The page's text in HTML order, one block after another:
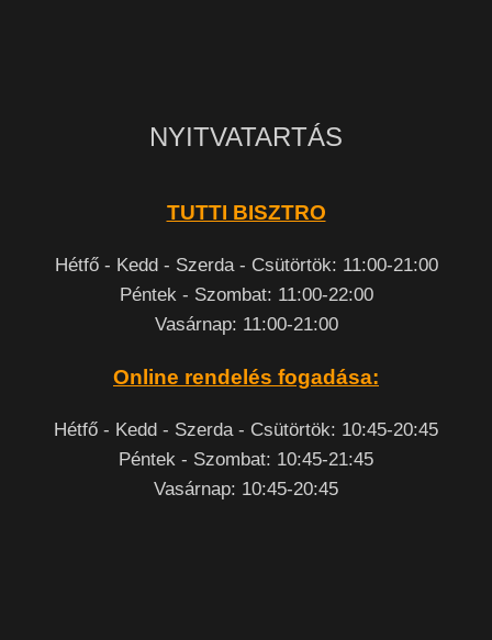
NYITVATARTÁS
TUTTI BISZTRO
Hétfő - Kedd - Szerda - Csütörtök: 11:00-21:00
Péntek - Szombat: 11:00-22:00
Vasárnap: 11:00-21:00
Online rendelés fogadása:
Hétfő - Kedd - Szerda - Csütörtök: 10:45-20:45
Péntek - Szombat: 10:45-21:45
Vasárnap: 10:45-20:45